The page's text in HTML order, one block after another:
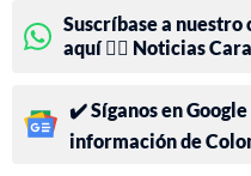
Suscríbase a
aquí 👉🏻 Noticias
✔️ Síganos en
información de